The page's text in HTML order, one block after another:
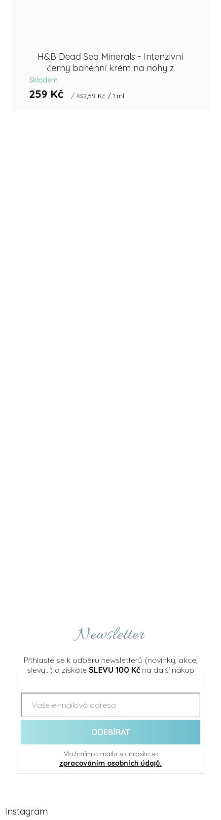
H&B Dead Sea Minerals - Intenzivní
černý bahenní krém na nohy z
Skladem
259 Kč / ksMěrná
2,59 Kč / 1 ml
Newsletter
Přihlaste se k odběru newsletterů (novinky, akce,
slevy...) a získáte SLEVU 100 Kčna další nákup
ODEBÍRAT
Vložením e-mailu souhlasíte se
zpracováním osobních údajů.
Instagram